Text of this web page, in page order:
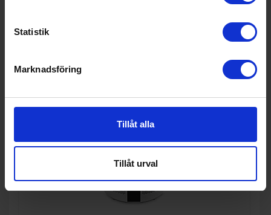
Statistik
Marknadsföring
Tillåt alla
Tillåt urval